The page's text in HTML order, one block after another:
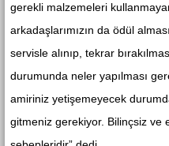
gerekli malzemeleri
arkadaşlarımızın da ödül
servisle alınıp, tekrar
durumunda neler yapılması
amiriniz yetişemeyecek
gitmeniz gerekiyor. Bilinçsiz ve